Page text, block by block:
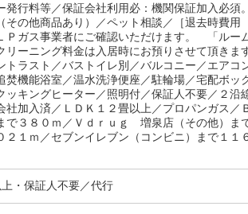
発行料等／保証会社利用必：機関保証加入必須
その他商品あり）／ペット相談／［退去時費
Ｐガス事業者にご確認いただけます。 「ルー
リーニング料金は入居時にお預りさせて頂きま
スト／バストイレ別／バルコニー／エアコ
焚機能浴室／温水洗浄便座／駐輪場／宅配ボ
ッキングヒーター／照明付／保証人不要／２沿
社加入済／ＬＤＫ１２畳以上／プロパンガス／
で３８０ｍ／Ｖｄｒｕｇ 増泉店（その他）ま
１ｍ／セブンイレブン（コンビニ）まで１１
・保証人不要／代行